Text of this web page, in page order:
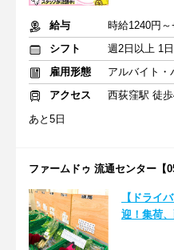
給与
時給1240円
シフト
週2日以上 1
雇用形態
アルバイト・
アクセス
西荻窪駅 徒
あと5日
ファームドゥ 流通センター【
【ドライ
迎！集荷